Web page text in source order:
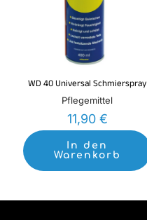
WD 40 Universal Schmierspray
Pflegemittel
11,90 €
In den
Warenkorb